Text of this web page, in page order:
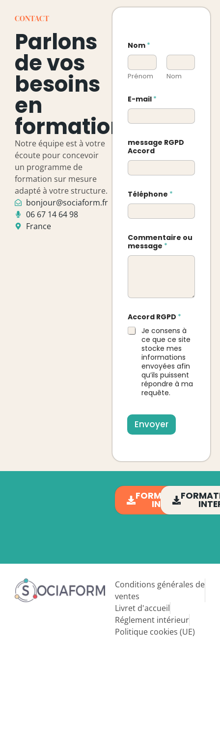
CONTACT
Parlons
de vos
besoins
en
formation
Notre équipe est à votre
écoute pour concevoir
un programme de
formation sur mesure
adapté à votre structure.
bonjour@sociaform.fr
06 67 14 64 98
France
Nom *
Prénom Nom
E-mail *
message RGPD
Accord
Téléphone *
Commentaire ou
message *
Accord RGPD *
Je consens à
ce que ce site
stocke mes
informations
envoyées afin
qu’ils puissent
répondre à ma
requête.
Envoyer
FORMATIONS
INTRA
Conditions générales de
ventes
Livret d'accueil
Réglement intérieur
Politique cookies (UE)